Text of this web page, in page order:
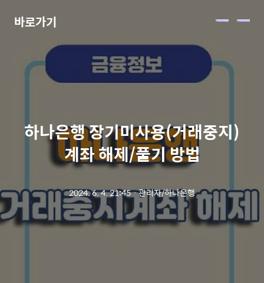
바로가기 메
하나은행 장기미사용(거래중지)
계좌 해제/풀기 방법
2024. 6. 4. 21:45ㆍ관리자/하나은행